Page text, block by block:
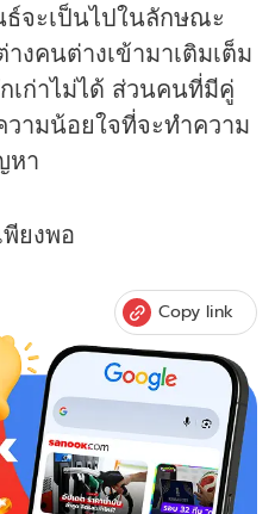
จะเป็นไปในลักษณะ
งคนต่างเข้ามาเติมเต็ม
ก่าไม่ได้ ส่วนคนที่มีคู่
วามน้อยใจที่จะทำความ
หา
ยงพอ
Copy link